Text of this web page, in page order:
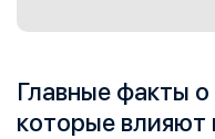
Главные факты о
которые влияют